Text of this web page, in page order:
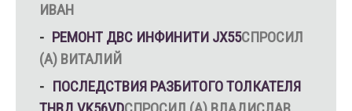
ИВАН
РЕМОНТ ДВС ИНФИНИТИ JX55СПРОСИЛ
(А) ВИТАЛИЙ
ПОСЛЕДСТВИЯ РАЗБИТОГО ТОЛКАТЕЛЯ